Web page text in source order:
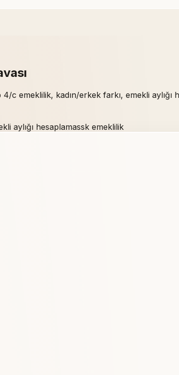
c emeklilik, kadın/erkek farkı, emekli aylığı
aylığı hesaplamassk emeklilik